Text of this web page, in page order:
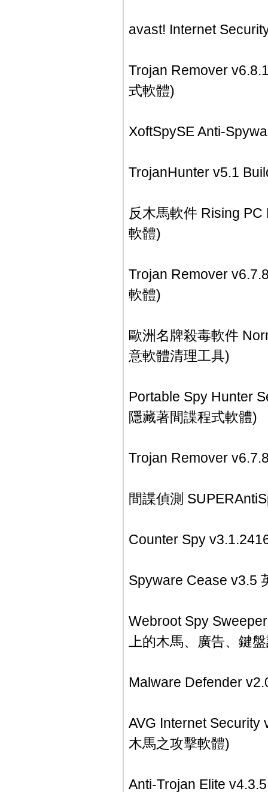
avast! Internet
Trojan Remover
式軟體)
XoftSpySE Anti-
TrojanHunter v5.1
反木馬軟件 Rising
軟體)
Trojan Remover
軟體)
歐洲名牌殺毒軟件
意軟體清理工具)
Portable Spy Hunter
隱藏著間諜程式軟體)
Trojan Remover
間諜偵測
Counter Spy
Spyware Cease v3.5
Webroot Spy
上的木馬、廣告、鍵
Malware Defender
AVG Internet Security
木馬之攻擊軟體)
Anti-Trojan Elite